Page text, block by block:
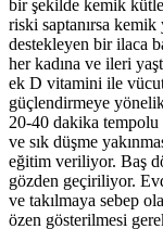
bir şekilde kemik
riski saptanırsa kemik
destekleyen bir ilaca
her kadına ve ileri
ek D vitamini ile
güçlendirmeye
20-40 dakika
ve sık düşme
eğitim veriliyor. Baş
gözden geçiriliyor.
ve takılmaya sebep
özen gösterilmesi